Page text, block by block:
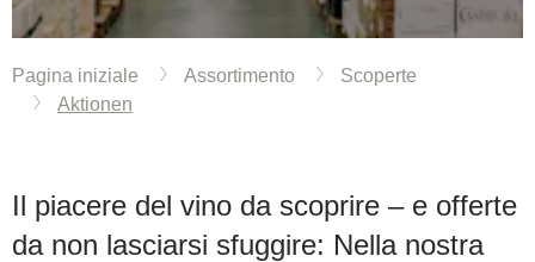
Pagina iniziale Assortimento
Scoperte
Aktionen
Il piacere del vino da scoprire – e offerte
da non lasciarsi sfuggire: Nella nostra